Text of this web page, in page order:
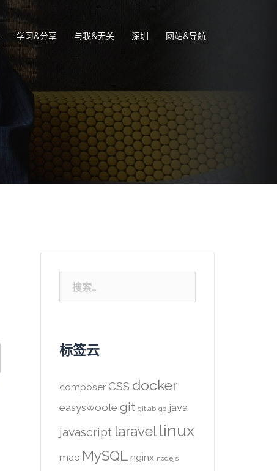
学习&分享 与我&无关 深圳 网站&导航
索：
标签云
composer CSS docker
easyswoole git gitlab go java
javascript laravel linux
mac MySQL nginx nodejs